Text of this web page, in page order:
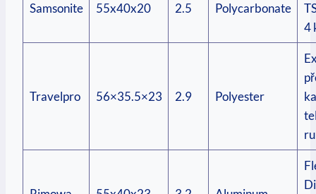
Samsonite 55x40x20 2.5 Polycarbonate
4
Travelpro 56×35.5×23 2.9 Polyester